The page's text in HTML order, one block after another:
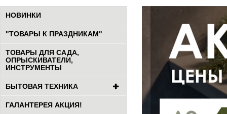
НОВИНКИ
"ТОВАРЫ К ПРАЗДНИКАМ"
ТОВАРЫ ДЛЯ САДА,
ОПРЫСКИВАТЕЛИ,
ИНСТРУМЕНТЫ
БЫТОВАЯ ТЕХНИКА
ГАЛАНТЕРЕЯ АКЦИЯ!